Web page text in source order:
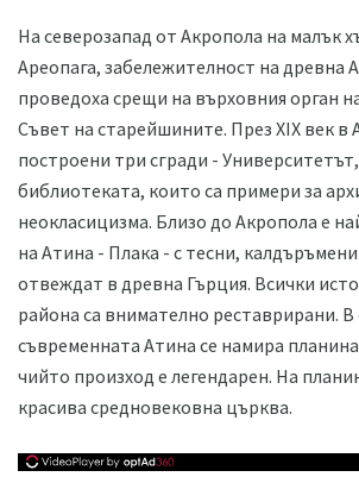
На северозапад от Акропола на малък
Ареопага, забележителност на древна
проведоха срещи на върховния орган
Съвет на старейшините. През XIX век в
построени три сгради -
библиотеката, които са примери за
неокласицизма. Близо до Акропола е
на Атина - Плака - с тесни,
отвеждат в древна Гърция. Всички
района са внимателно реставрирани.
съвременната Атина се намира
чийто произход е легендарен. На
красива средновековна църква.